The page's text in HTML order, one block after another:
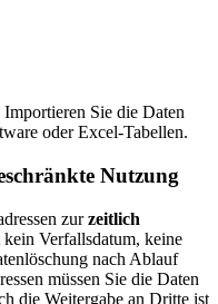
Sie die Daten
oder Excel-Tabellen.
Nutzung
zur zeitlich
kein Verfallsdatum, keine
nach Ablauf
müssen Sie die Daten
die Weitergabe an Dritte ist